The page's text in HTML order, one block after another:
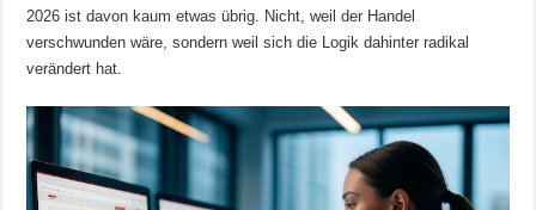
2026 ist davon kaum etwas übrig. Nicht, weil der Handel
verschwunden wäre, sondern weil sich die Logik dahinter radikal
verändert hat.